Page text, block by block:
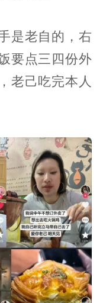
是老自的，右
要点三四份外
老己吃完本人